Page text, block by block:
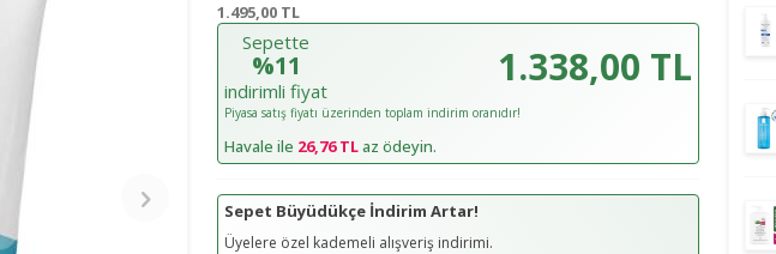
1.495,00 TL
Sepette
%11
indirimli fiyat
1.338,00 TL
Piyasa satış fiyatı üzerinden toplam indirim oranıdır!
Havale ile 26,76 TLaz ödeyin.
Sepet Büyüdükçe İndirim Artar!
Üyelere özel kademeli alışveriş indirimi.